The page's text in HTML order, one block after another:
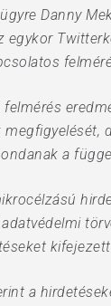
Danny
egykor
a
a